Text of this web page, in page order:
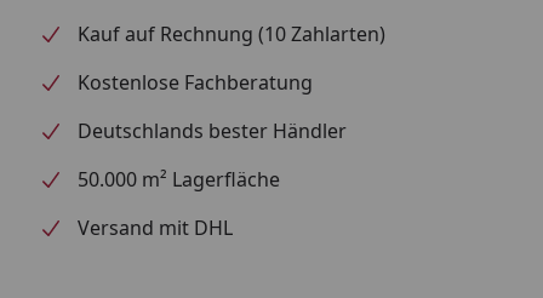
Kauf auf Rechnung (10 Zahlarten)
Kostenlose Fachberatung
Deutschlands bester Händler
50.000 m² Lagerfläche
Versand mit DHL